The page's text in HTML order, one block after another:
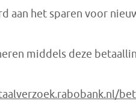
aan het sparen voor
middels deze